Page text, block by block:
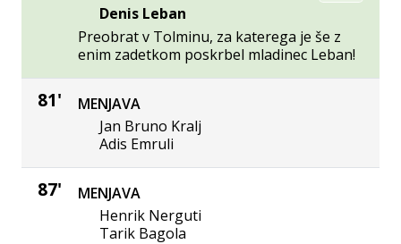
Denis Leban
Preobrat v Tolminu, za katerega je še z
enim zadetkom poskrbel mladinec Leban!
81'
MENJAVA
Jan Bruno Kralj
Adis Emruli
87'
MENJAVA
Henrik Nerguti
Tarik Bagola